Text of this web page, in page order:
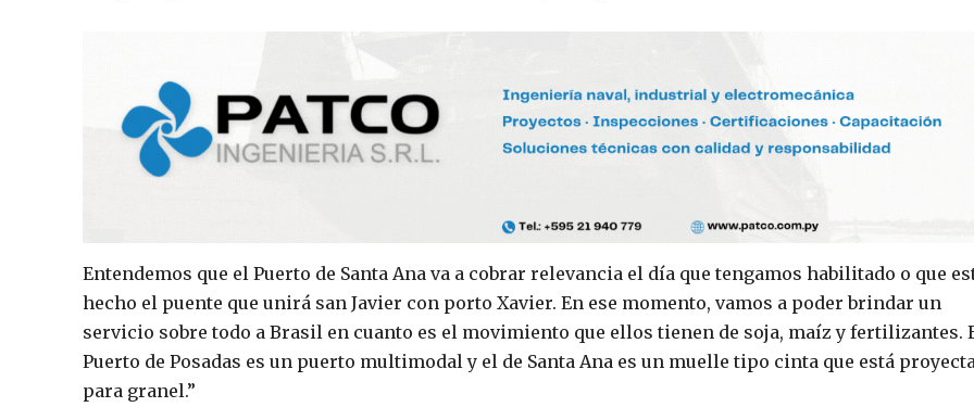
Entendemos que el Puerto de Santa Ana va a cobrar relevancia el día que tengamos habilitado o que
hecho el puente que unirá san Javier con porto Xavier. En ese momento, vamos a poder brindar un
servicio sobre todo a Brasil en cuanto es el movimiento que ellos tienen de soja, maíz y fertilizantes.
Puerto de Posadas es un puerto multimodal y el de Santa Ana es un muelle tipo cinta que está
para granel.”